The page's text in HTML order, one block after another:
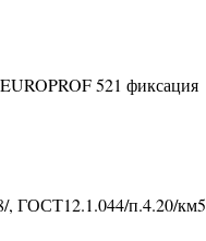
521 фиксация
ГОСТ12.1.044/п.4.20/км5